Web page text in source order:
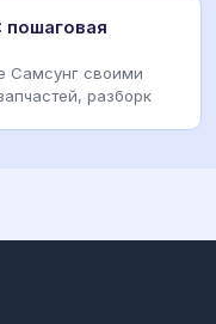
пошаговая
Самсунг своими
разборк